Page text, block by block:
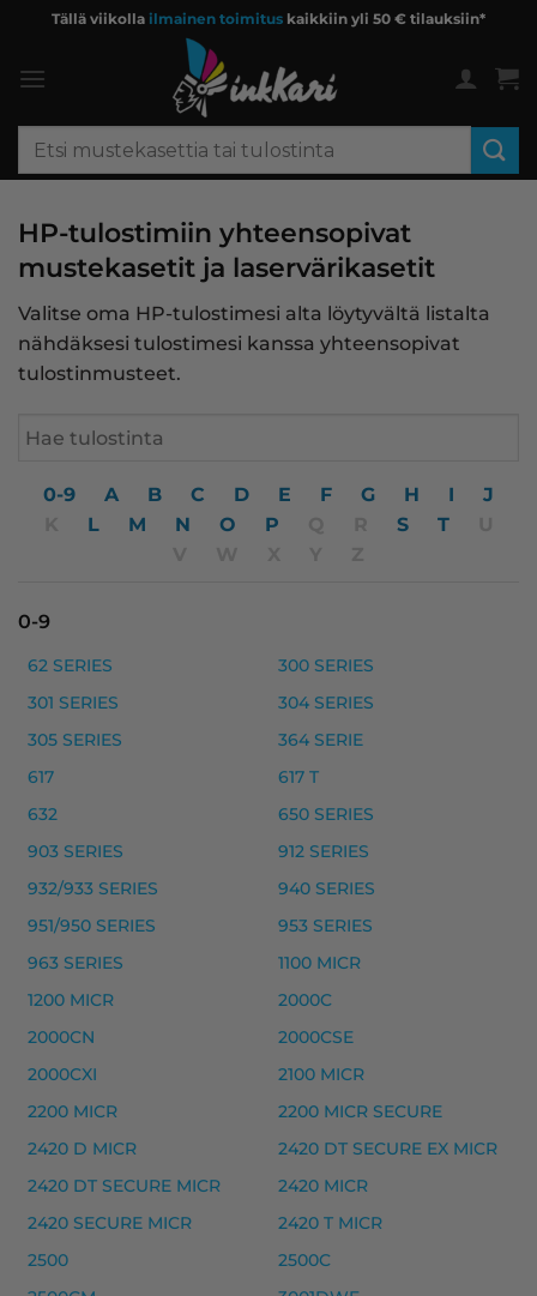
content
Tällä viikolla ilmainen toimitus kaikkiin yli 50 € tilauksiin*
Etsi:
HP-tulostimiin yhteensopivat
mustekasetit ja laservärikasetit
Valitse oma HP-tulostimesi alta löytyvältä listalta
nähdäksesi tulostimesi kanssa yhteensopivat
tulostinmusteet.
0-9 A B C D E F G H I
J
L M N O P S T
HP 05A laserkasetti, musta – tarvike, premium
HP 05A laserkasetti, musta – tarvike, premium
Yhteensopivat tulostimet
LASERJET P 2033, LASERJET P 2033 N, LASERJET
Yhteensopivat tulostimet
LASERJET M 109, LaserJet M 109, LaserJet M 109
HP 05X laserkasetti, musta – tarvike, premium
HP 05X laserkasetti, musta – tarvike, premium
Yhteensopivat tulostimet
LASERJET P 2053 D, LASERJET P 2053DN,
HP 06A laserkasetti, musta – tarvike, premium
HP 06A laserkasetti, musta – tarvike, premium
Yhteensopivat tulostimet
0-9
62 SERIES
300 SERIES
301 SERIES
304 SERIES
305 SERIES
364 SERIE
617
617 T
632
650 SERIES
903 SERIES
912 SERIES
932/933 SERIES
940 SERIES
951/950 SERIES
953 SERIES
963 SERIES
1100 MICR
1200 MICR
2000C
2000CN
2000CSE
2000CXI
2100 MICR
2200 MICR
2200 MICR SECURE
2420 D MICR
2420 DT SECURE EX MICR
2420 DT SECURE MICR
2420 MICR
2420 SECURE MICR
2420 T MICR
2500
2500C